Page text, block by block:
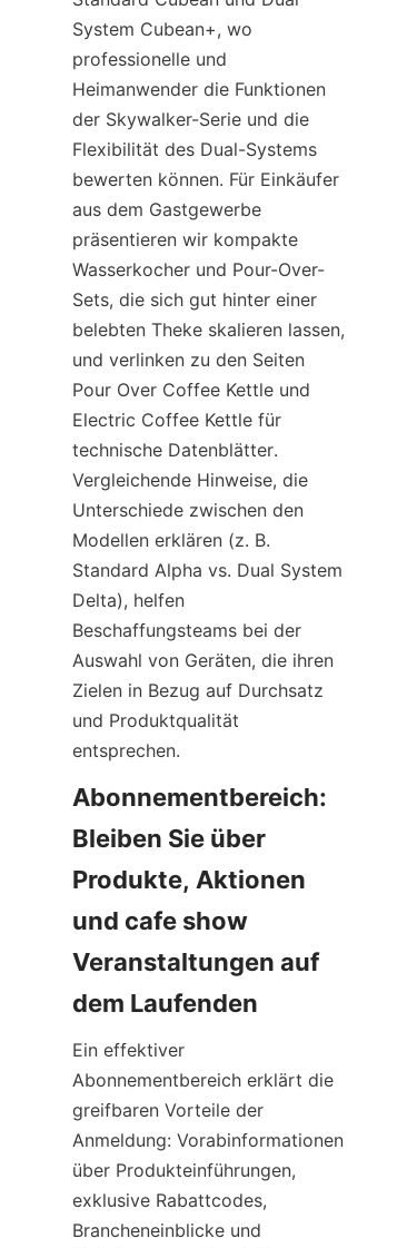
System Cubean+, wo
professionelle und
Heimanwender die Funktionen
der Skywalker-Serie und die
Flexibilität des Dual-Systems
bewerten können. Für Einkäufer
aus dem Gastgewerbe
präsentieren wir kompakte
Wasserkocher und Pour-Over-
Sets, die sich gut hinter einer
belebten Theke skalieren lassen,
und verlinken zu den Seiten
Pour Over Coffee Kettle und
Electric Coffee Kettle für
technische Datenblätter.
Vergleichende Hinweise, die
Unterschiede zwischen den
Modellen erklären (z. B.
Standard Alpha vs. Dual System
Delta), helfen
Beschaffungsteams bei der
Auswahl von Geräten, die ihren
Zielen in Bezug auf Durchsatz
und Produktqualität
entsprechen.
Abonnementbereich:
Bleiben Sie über
Produkte, Aktionen
und cafe show
Veranstaltungen auf
Ein effektiver
Abonnementbereich erklärt die
greifbaren Vorteile der
Anmeldung: Vorabinformationen
über Produkteinführungen,
exklusive Rabattcodes,
Brancheneinblicke und